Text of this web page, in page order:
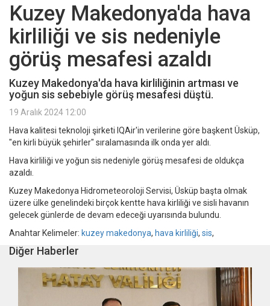
Kuzey Makedonya'da hava
kirliliği ve sis nedeniyle
görüş mesafesi azaldı
Kuzey Makedonya'da hava kirliliğinin artması ve
yoğun sis sebebiyle görüş mesafesi düştü.
19 Aralık 2024 12:00
Hava kalitesi teknoloji şirketi IQAir'in verilerine göre başkent Üsküp,
"en kirli büyük şehirler" sıralamasında ilk onda yer aldı.
Hava kirliliği ve yoğun sis nedeniyle görüş mesafesi de oldukça
azaldı.
Kuzey Makedonya Hidrometeoroloji Servisi, Üsküp başta olmak
üzere ülke genelindeki birçok kentte hava kirliliği ve sisli havanın
gelecek günlerde de devam edeceği uyarısında bulundu.
Anahtar Kelimeler: kuzey makedonya, hava kirliliği, sis,
Diğer Haberler